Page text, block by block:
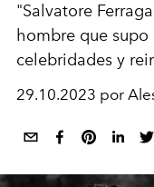
"Salvatore
hombre que
celebridades y
29.10.2023 por